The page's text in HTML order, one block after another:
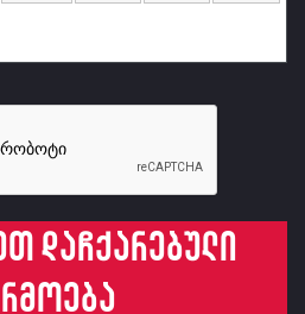
დაჩქარებული